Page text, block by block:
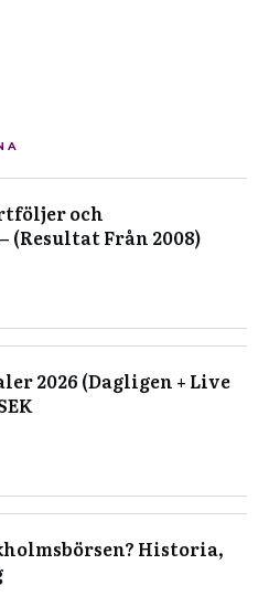
och
(Resultat Från 2008)
2026 (Dagligen + Live
Historia,